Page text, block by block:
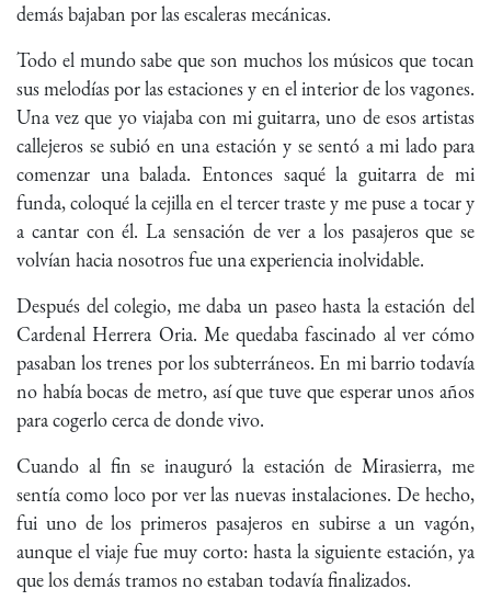
demás bajaban por las escaleras mecánicas.
Todo el mundo sabe que son muchos los músicos que tocan
sus melodías por las estaciones y en el interior de los vagones.
Una vez que yo viajaba con mi guitarra, uno de esos artistas
callejeros se subió en una estación y se sentó a mi lado para
comenzar una balada. Entonces saqué la guitarra de mi
funda, coloqué la cejilla en el tercer traste y me puse a tocar y
a cantar con él. La sensación de ver a los pasajeros que se
volvían hacia nosotros fue una experiencia inolvidable.
Después del colegio, me daba un paseo hasta la estación del
Cardenal Herrera Oria. Me quedaba fascinado al ver cómo
pasaban los trenes por los subterráneos. En mi barrio todavía
no había bocas de metro, así que tuve que esperar unos años
para cogerlo cerca de donde vivo.
Cuando al fin se inauguró la estación de Mirasierra, me
sentía como loco por ver las nuevas instalaciones. De hecho,
fui uno de los primeros pasajeros en subirse a un vagón,
aunque el viaje fue muy corto: hasta la siguiente estación, ya
que los demás tramos no estaban todavía finalizados.